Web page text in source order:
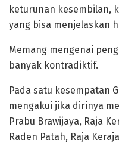
keturunan kesembilan,
yang bisa menjelaskan
Memang mengenai
banyak kontradiktif.
Pada satu kesempatan
mengakui jika dirinya
Prabu Brawijaya, Raja
Raden Patah, Raja